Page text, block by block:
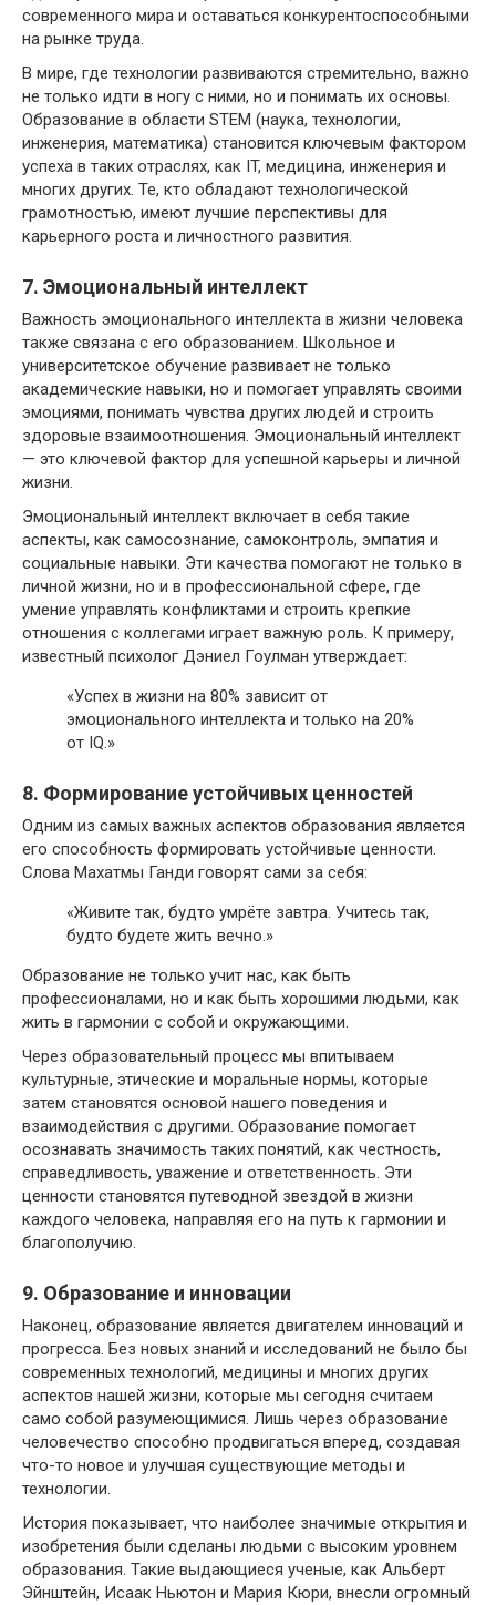
современного мира и оставаться конкурентоспособными
на рынке труда.
В мире, где технологии развиваются стремительно, важно
не только идти в ногу с ними, но и понимать их основы.
Образование в области STEM (наука, технологии,
инженерия, математика) становится ключевым фактором
успеха в таких отраслях, как IT, медицина, инженерия и
многих других. Те, кто обладают технологической
грамотностью, имеют лучшие перспективы для
карьерного роста и личностного развития.
7. Эмоциональный интеллект
Важность эмоционального интеллекта в жизни человека
также связана с его образованием. Школьное и
университетское обучение развивает не только
академические навыки, но и помогает управлять своими
эмоциями, понимать чувства других людей и строить
здоровые взаимоотношения. Эмоциональный интеллект
— это ключевой фактор для успешной карьеры и личной
жизни.
Эмоциональный интеллект включает в себя такие
аспекты, как самосознание, самоконтроль, эмпатия и
социальные навыки. Эти качества помогают не только в
личной жизни, но и в профессиональной сфере, где
умение управлять конфликтами и строить крепкие
отношения с коллегами играет важную роль. К примеру,
известный психолог Дэниел Гоулман утверждает:
«Успех в жизни на 80% зависит от
эмоционального интеллекта и только на 20%
от IQ.»
8. Формирование устойчивых ценностей
Одним из самых важных аспектов образования является
его способность формировать устойчивые ценности.
Слова Махатмы Ганди говорят сами за себя:
«Живите так, будто умрёте завтра. Учитесь так,
будто будете жить вечно.»
Образование не только учит нас, как быть
профессионалами, но и как быть хорошими людьми, как
жить в гармонии с собой и окружающими.
Через образовательный процесс мы впитываем
культурные, этические и моральные нормы, которые
затем становятся основой нашего поведения и
взаимодействия с другими. Образование помогает
осознавать значимость таких понятий, как честность,
справедливость, уважение и ответственность. Эти
ценности становятся путеводной звездой в жизни
каждого человека, направляя его на путь к гармонии и
благополучию.
9. Образование и инновации
Наконец, образование является двигателем инноваций и
прогресса. Без новых знаний и исследований не было бы
современных технологий, медицины и многих других
аспектов нашей жизни, которые мы сегодня считаем
само собой разумеющимися. Лишь через образование
человечество способно продвигаться вперед, создавая
что-то новое и улучшая существующие методы и
технологии.
История показывает, что наиболее значимые открытия и
изобретения были сделаны людьми с высоким уровнем
образования. Такие выдающиеся ученые, как Альберт
Эйнштейн, Исаак Ньютон и Мария Кюри, внесли огромный